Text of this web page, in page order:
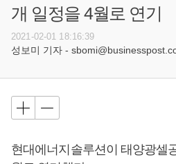
개 일정을 4월로 연기
2021-02-01 18:16:39
성보미 기자 -
현대에너지솔루션이 태양광셀